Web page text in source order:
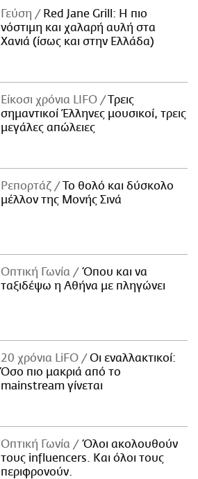
Γεύση
Red Jane Grill: Η πιο
νόστιμη και χαλαρή αυλή στα
Χανιά (ίσως και στην Ελλάδα)
Είκοσι χρόνια LIFO
Tρεις
σημαντικοί Έλληνες μουσικοί, τρεις
μεγάλες απώλειες
Ρεπορτάζ
Το θολό και δύσκολο
μέλλον της Μονής Σινά
Οπτική Γωνία
Όπου και να
ταξιδέψω η Αθήνα με πληγώνει
20 χρόνια LiFO
Οι εναλλακτικοί:
Όσο πιο μακριά από το
mainstream γίνεται
Οπτική Γωνία
Όλοι ακολουθούν
τους influencers. Και όλοι τους
περιφρονούν.